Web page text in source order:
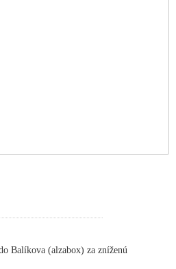
Balíkova (alzabox) za zníženú